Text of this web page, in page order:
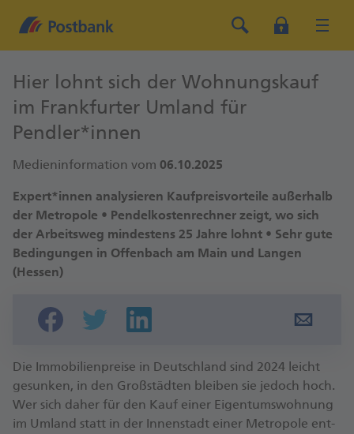
Hier lohnt sich der Wohnungskauf
im Frankfurter Umland für
Pendler*innen
Medieninformation vom 06.10.2025
Expert*innen analysieren Kaufpreisvorteile außerhalb
der Metropole • Pendelkostenrechner zeigt, wo sich
der Arbeitsweg mindestens 25 Jahre lohnt • Sehr gute
Bedingungen in Offenbach am Main und Langen
(Hessen)
Die Im­mo­bi­li­en­prei­se in Deutsch­land sind 2024 leicht
ge­sun­ken, in den Groß­städ­ten blei­ben sie je­doch hoch.
Wer sich da­her für den Kauf ei­ner Ei­gen­tums­woh­nung
im Um­land statt in der In­nen­stadt ei­ner Me­tro­po­le ent­